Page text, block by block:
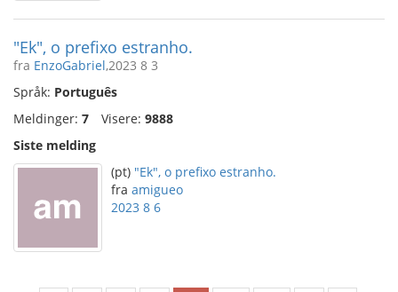
"Ek", o prefixo estranho.
fra EnzoGabriel,2023 8 3
Språk: Português
Meldinger: 7 Visere: 9888
Siste melding
(pt) "Ek", o prefixo estranho.
fra amigueo
2023 8 6